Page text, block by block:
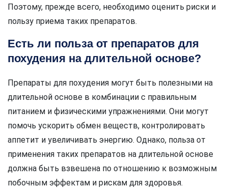
Поэтому, прежде всего, необходимо оценить риски и
пользу приема таких препаратов.
Есть ли польза от препаратов для
похудения на длительной основе?
Препараты для похудения могут быть полезными на
длительной основе в комбинации с правильным
питанием и физическими упражнениями. Они могут
помочь ускорить обмен веществ, контролировать
аппетит и увеличивать энергию. Однако, польза от
применения таких препаратов на длительной основе
должна быть взвешена по отношению к возможным
побочным эффектам и рискам для здоровья.